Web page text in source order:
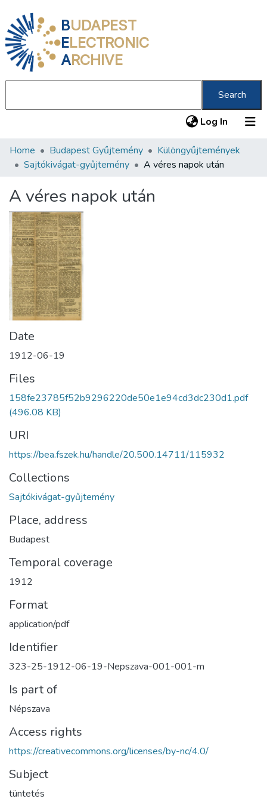
BUDAPEST
ELECTRONIC
ARCHIVE
Search
Log In (current)
Communities & Collections
Statistics
About us
Home Budapest Gyűjtemény
Különgyűjtemények
Sajtókivágat-gyűjtemény
A véres napok után
A véres napok után
Date
1912-06-19
Files
158fe23785f52b9296220de50e1e94cd3dc230d1.pdf
(496.08 KB)
URI
https://bea.fszek.hu/handle/20.500.14711/115932
Collections
Sajtókivágat-gyűjtemény
Place, address
Budapest
Temporal coverage
1912
Format
application/pdf
Identifier
323-25-1912-06-19-Nepszava-001-001-m
Is part of
Népszava
Access rights
https://creativecommons.org/licenses/by-nc/4.0/
Subject
tüntetés